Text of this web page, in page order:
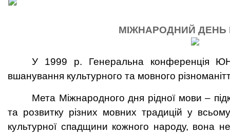
МІЖНАРОДНИЙ ДЕНЬ
У 1999 р. Генеральна конференція
вшанування культурного та мовного
Мета Міжнародного дня рідної мови –
та розвитку різних мовних традицій у
культурної спадщини кожного народу, вона